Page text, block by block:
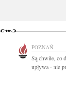
POZNAŃ
Są chwile, co
upływa - nie